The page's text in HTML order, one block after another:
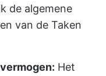
de algemene
van de Taken
Het